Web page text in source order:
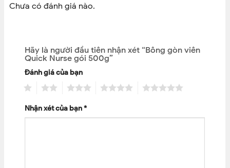
Chưa có đánh giá nào.
Hãy là người đầu tiên nhận xét “Bông gòn viên
Quick Nurse gói 500g”
Đánh giá của bạn
Nhận xét của bạn*